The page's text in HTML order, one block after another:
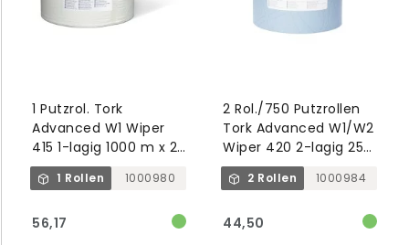
1 Putzrol. Tork
Advanced W1 Wiper
415 1-lagig 1000 m x 25
cm weiß
1 Rollen 1000980
56,17
2 Rol./750 Putzrollen
Tork Advanced W1/W2
Wiper 420 2-lagig 255
m x 24 cm blau
2 Rollen 1000984
44,50